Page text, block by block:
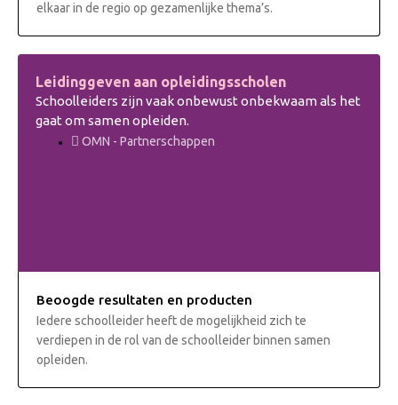
elkaar in de regio op gezamenlijke thema’s.
Leidinggeven aan opleidingsscholen
Schoolleiders zijn vaak onbewust onbekwaam als het
gaat om samen opleiden.
OMN - Partnerschappen
Beoogde resultaten en producten
Iedere schoolleider heeft de mogelijkheid zich te
verdiepen in de rol van de schoolleider binnen samen
opleiden.